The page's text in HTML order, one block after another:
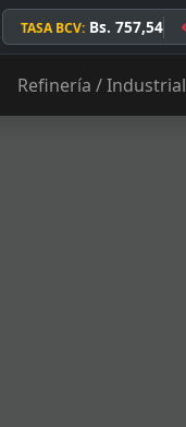
TASA BCV: Bs. 757,54
Refinería / Industrial